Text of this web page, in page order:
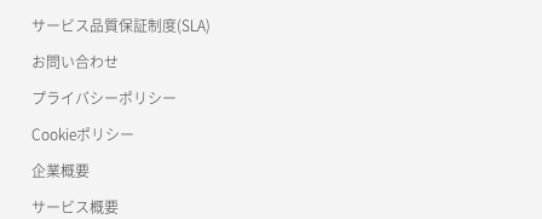
サービス品質保証制度(SLA)
お問い合わせ
プライバシーポリシー
Cookieポリシー
企業概要
サービス概要